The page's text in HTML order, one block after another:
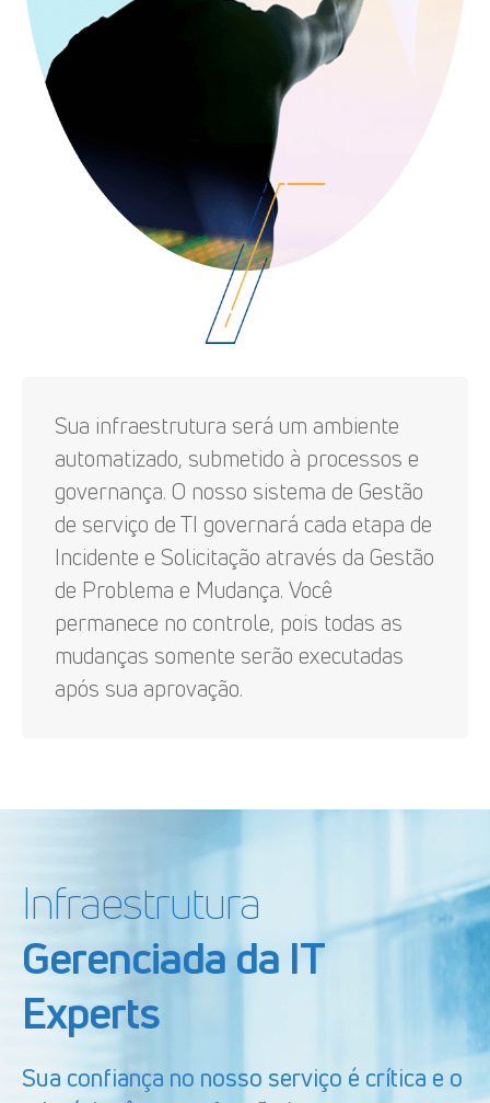
Sua infraestrutura será um ambiente
automatizado, submetido à processos e
governança. O nosso sistema de Gestão
de serviço de TI governará cada etapa de
Incidente e Solicitação através da Gestão
de Problema e Mudança. Você
permanece no controle, pois todas as
mudanças somente serão executadas
após sua aprovação.
Infraestrutura
Gerenciada da IT
Experts
Sua confiança no nosso serviço é crítica e o